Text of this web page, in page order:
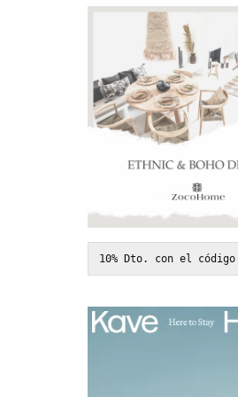
10% Dto. con el código